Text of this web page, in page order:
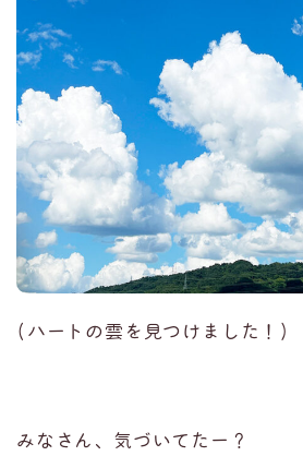
(ハートの雲を見つけました！)
みなさん、気づいてたー？